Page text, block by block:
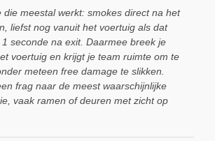
die meestal werkt: smokes direct na het
liefst nog vanuit het voertuig als dat
seconde na exit. Daarmee breek je
voertuig en krijgt je team ruimte om te
meteen free damage te slikken.
frag naar de meest waarschijnlijke
vaak ramen of deuren met zicht op